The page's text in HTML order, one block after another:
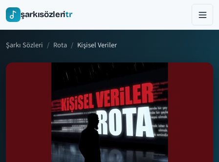
şarkısözleritr
Şarkı Sözleri Rota Kişisel Veriler